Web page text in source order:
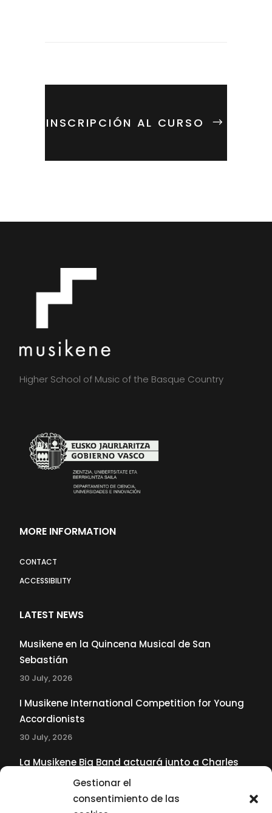
Gestionar el
consentimiento de las
INSCRIPCIÓN AL CURSO
Higher School of Music of the Basque Country
MORE INFORMATION
CONTACT
ACCESSIBILITY
LATEST NEWS
Musikene en la Quincena Musical de San
Sebastián
30 July, 2026
I Musikene International Competition for Young
Accordionists
30 July, 2026
La Musikene Big Band actuará junto a Charles
Tolliver en el 61 Jazzaldia